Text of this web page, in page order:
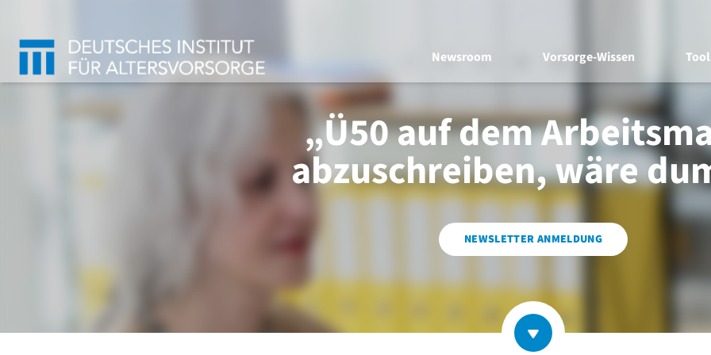
Newsroom Vorsorge-Wissen
„Ü50 auf dem
abzuschreiben, wäre
NEWSLETTER ANMELDUNG